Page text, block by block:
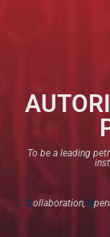
To be a leading
Collaboration, O